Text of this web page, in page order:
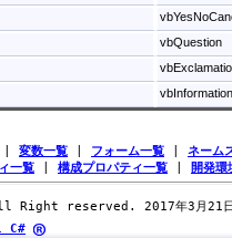
vbQuestion
vbInformation
変数一覧 フォーム一覧 ネーム
一覧 構成プロパティ一覧 開発環
Right reserved. 2017年3月21日
C#